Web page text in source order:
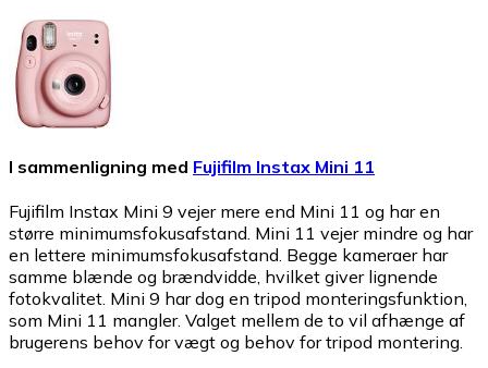
I sammenligning med Fujifilm Instax Mini 11
Fujifilm Instax Mini 9 vejer mere end Mini 11 og har en
større minimumsfokusafstand. Mini 11 vejer mindre og har
en lettere minimumsfokusafstand. Begge kameraer har
samme blænde og brændvidde, hvilket giver lignende
fotokvalitet. Mini 9 har dog en tripod monteringsfunktion,
som Mini 11 mangler. Valget mellem de to vil afhænge af
brugerens behov for vægt og behov for tripod montering.